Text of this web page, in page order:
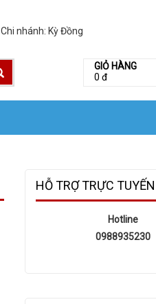
Chi nhánh: Kỳ Đồng
GIỎ HÀNG
0 đ
HỖ TRỢ TRỰC TUYẾN
Hotline
0988935230